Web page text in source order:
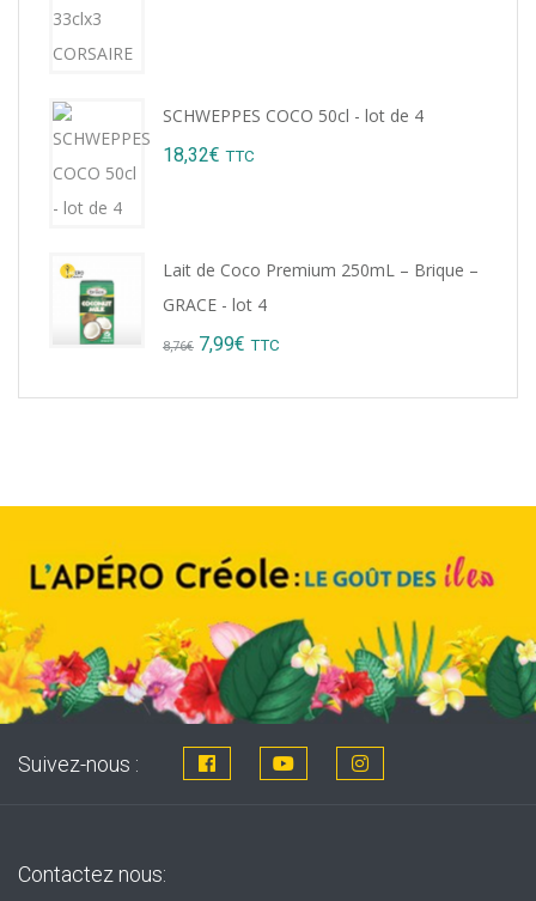
SCHWEPPES COCO 50cl - lot de 4
18,32€ TTC
Lait de Coco Premium 250mL – Brique –
GRACE - lot 4
8,76€ Original
7,99€ Current
TTC
Suivez-nous :
Contactez nous: